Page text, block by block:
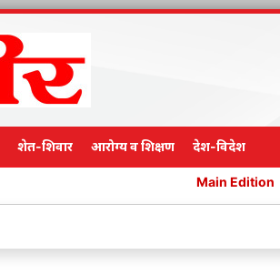
शेत-शिवार आरोग्य व शिक्षण देश-विदेश
Main